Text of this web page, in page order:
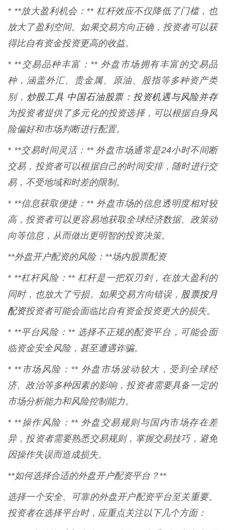
* **放大盈利机会：** 杠杆效应不仅降低了门槛，也
放大了盈利空间。如果交易方向正确，投资者可以获
得比自有资金投资更高的收益。
* **交易品种丰富：** 外盘市场拥有丰富的交易品
种，涵盖外汇、贵金属、原油、股指等多种资产类
别， 炒股工具 中国石油股票：投资机遇与风险并存
为投资者提供了多元化的投资选择，可以根据自身风
险偏好和市场判断进行配置。
* **交易时间灵活：** 外盘市场通常是24小时不间断
交易，投资者可以根据自己的时间安排，随时进行交
易，不受地域和时差的限制。
* **信息获取便捷：** 外盘市场的信息透明度相对较
高，投资者可以更容易地获取全球经济数据、政策动
向等信息，从而做出更明智的投资决策。
**外盘开户配资的风险：**场内股票配资
* **杠杆风险：** 杠杆是一把双刃剑，在放大盈利的
同时，也放大了亏损。如果交易方向错误， 股票按月
配资投资者可能会面临比自有资金投资更大的损失。
* **平台风险：** 选择不正规的配资平台，可能会面
临资金安全风险，甚至遭遇诈骗。
* **市场风险：** 外盘市场波动较大，受到全球经
济、政治等多种因素的影响，投资者需要具备一定的
市场分析能力和风险控制能力。
* **操作风险：** 外盘交易规则与国内市场存在差
异，投资者需要熟悉交易规则，掌握交易技巧，避免
因操作失误而造成损失。
**如何选择合适的外盘开户配资平台？**
选择一个安全、可靠的外盘开户配资平台至关重要。
投资者在选择平台时，应重点关注以下几个方面：